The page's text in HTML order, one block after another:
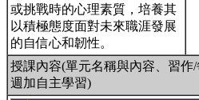
或挑戰時的心理素質，培養其
以積極態度面對未來職涯發展
的自信心和韌性。
授課內容(單元名稱與內容、習作
週加自主學習)